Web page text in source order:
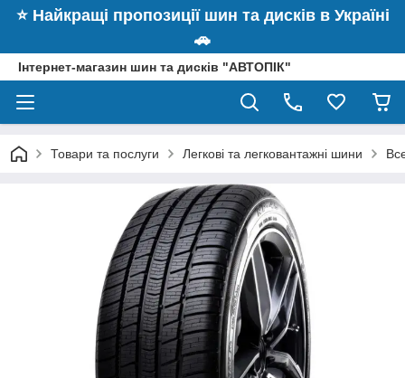
⭐️ Найкращі пропозиції шин та дисків в Україні
🚗
Інтернет-магазин шин та дисків "АВТОПІК"
Товари та послуги Легкові та легковантажні шини